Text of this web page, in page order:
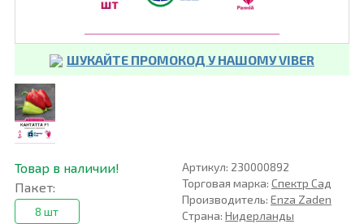
ШУКАЙТЕ ПРОМОКОД У НАШОМУ VIBER
Товар в наличии!
Пакет:
8 шт
Артикул: 230000892
Торговая марка: Спектр Сад
Производитель: Enza Zaden
Страна: Нидерланды